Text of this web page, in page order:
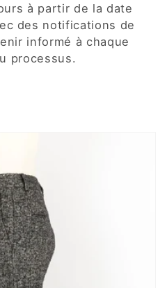
à partir de la date
des notifications de
informé à chaque
processus.